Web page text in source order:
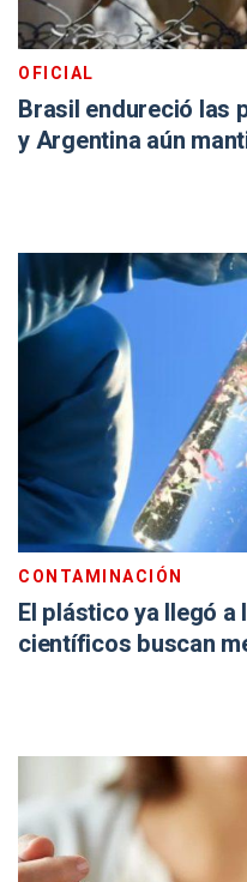
OFICIAL
Brasil endureció las
y Argentina aún
CONTAMINACIÓN
El plástico ya llegó a
científicos buscan